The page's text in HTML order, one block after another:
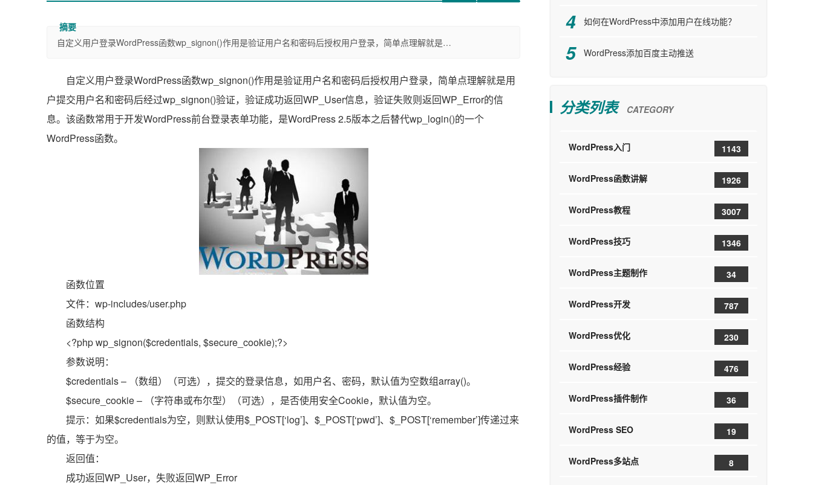
自定义用户登录WordPress函数wp_signon()作用是验证用户名和密码后授权用户登录，简单点理解就是…
自定义用户登录WordPress函数wp_signon()作用是验证用户名和密码后授权用户登录，简单点理解就是用
户提交用户名和密码后经过wp_signon()验证，验证成功返回WP_User信息，验证失败则返回WP_Error的信
息。该函数常用于开发WordPress前台登录表单功能，是WordPress 2.5版本之后替代wp_login()的一个
WordPress函数。
函数位置
文件：wp-includes/user.php
函数结构
<?php wp_signon($credentials, $secure_cookie);?>
参数说明：
$credentials – （数组）（可选），提交的登录信息，如用户名、密码，默认值为空数组array()。
$secure_cookie – （字符串或布尔型）（可选），是否使用安全Cookie，默认值为空。
提示：如果$credentials为空，则默认使用$_POST[‘log’]、$_POST[‘pwd’]、$_POST[‘remember’]传递过来
的值，等于为空。
返回值：
成功返回WP_User，失败返回WP_Error
如何在WordPress中添加用户在线功能？
WordPress添加百度主动推送
分类列表 CATEGORY
WordPress入门 1143
WordPress函数讲解 1926
WordPress教程 3007
WordPress技巧 1346
WordPress主题制作 34
WordPress开发 787
WordPress优化 230
WordPress经验 476
WordPress插件制作 36
WordPress SEO 19
WordPress多站点 8